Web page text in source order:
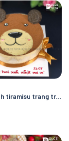
[1722] Bánh tiramisu trang trí Gấu nâu